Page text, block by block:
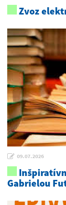
Zvoz
09.07.2026
Gabrielou